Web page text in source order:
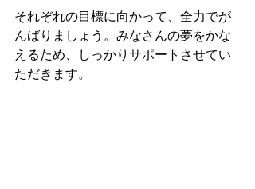
それぞれの目標に向かって、全力でが
んばりましょう。みなさんの夢をかな
えるため、しっかりサポートさせてい
ただきます。